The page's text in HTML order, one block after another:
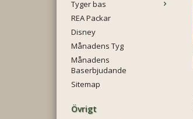
Tyger bas
REA Packar
Disney
Månadens Tyg
Månadens
Baserbjudande
Sitemap
Övrigt